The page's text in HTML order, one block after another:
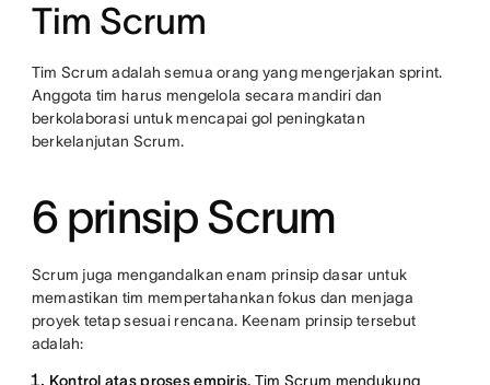
Tim Scrum
Tim Scrum adalah semua orang yang mengerjakan sprint.
Anggota tim harus mengelola secara mandiri dan
berkolaborasi untuk mencapai gol peningkatan
berkelanjutan Scrum.
6 prinsip Scrum
Scrum juga mengandalkan enam prinsip dasar untuk
memastikan tim mempertahankan fokus dan menjaga
proyek tetap sesuai rencana. Keenam prinsip tersebut
adalah:
Kontrol atas proses empiris. Tim Scrum mendukung